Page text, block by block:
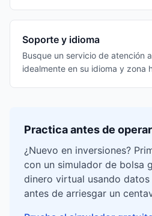
Soporte y idioma
Busque un servicio de atención
idealmente en su idioma y zona
Practica antes de operar
¿Nuevo en inversiones?
con un simulador de bolsa
dinero virtual usando
antes de arriesgar un